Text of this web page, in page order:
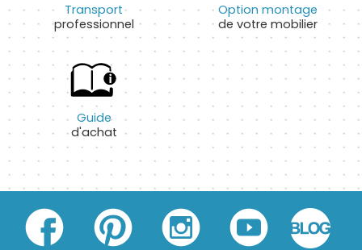
Transport
professionnel
Option montage
de votre mobilier
Guide
d'achat